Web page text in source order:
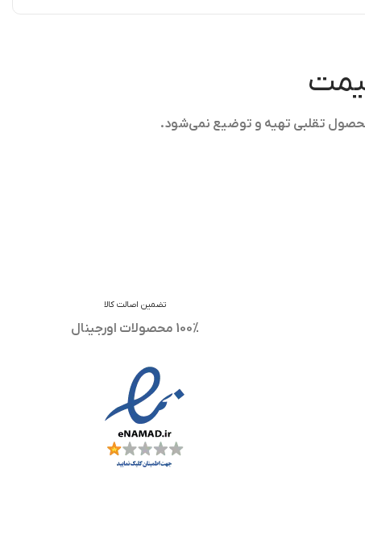
تقلبی تهیه و توضیع نمی‌شود.
تضمین اصالت کالا
100% محصولات اورجینال